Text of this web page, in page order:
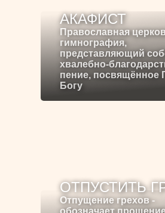
АКАФИСТ
Православная
гимнография,
представляющий
хвалебно-
пение, посвящённое
Богу
ОТПУСТИТЬ
Отпущение грехов -
обозначает